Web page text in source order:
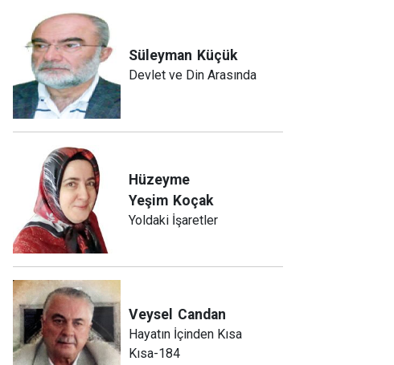
Süleyman Küçük
Devlet ve Din Arasında
Hüzeyme
Yeşim Koçak
Yoldaki İşaretler
Veysel Candan
Hayatın İçinden Kısa
Kısa-184